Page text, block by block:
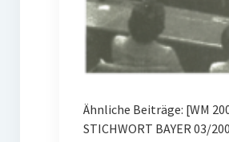
Ähnliche Beiträge: [WM
STICHWORT BAYER 03/